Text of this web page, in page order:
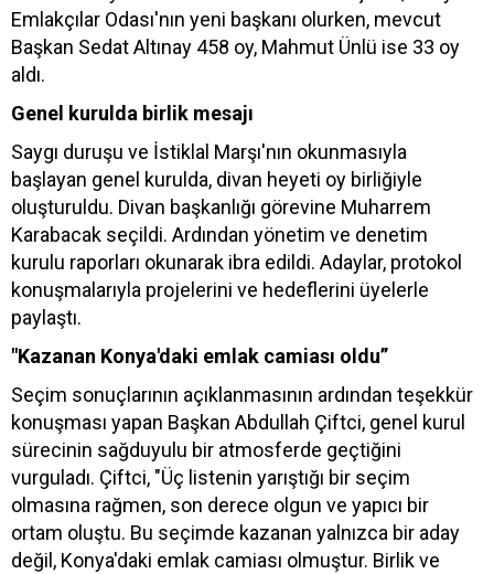
Emlakçılar Odası'nın yeni başkanı olurken, mevcut
Başkan Sedat Altınay 458 oy, Mahmut Ünlü ise 33 oy
aldı.
Genel kurulda birlik mesajı
Saygı duruşu ve İstiklal Marşı'nın okunmasıyla
başlayan genel kurulda, divan heyeti oy birliğiyle
oluşturuldu. Divan başkanlığı görevine Muharrem
Karabacak seçildi. Ardından yönetim ve denetim
kurulu raporları okunarak ibra edildi. Adaylar, protokol
konuşmalarıyla projelerini ve hedeflerini üyelerle
paylaştı.
"Kazanan Konya'daki emlak camiası oldu”
Seçim sonuçlarının açıklanmasının ardından teşekkür
konuşması yapan Başkan Abdullah Çiftci, genel kurul
sürecinin sağduyulu bir atmosferde geçtiğini
vurguladı. Çiftci, "Üç listenin yarıştığı bir seçim
olmasına rağmen, son derece olgun ve yapıcı bir
ortam oluştu. Bu seçimde kazanan yalnızca bir aday
değil, Konya'daki emlak camiası olmuştur. Birlik ve